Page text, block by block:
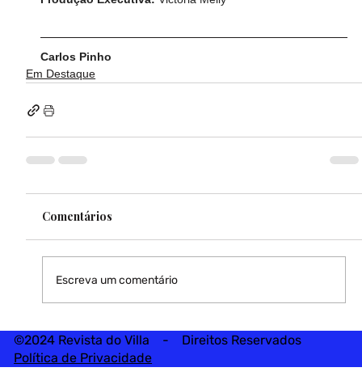
Carlos Pinho
Em Destaque
Comentários
Escreva um comentário
©2024 Revista do Villa - Direitos Reservados
Política de Privacidade